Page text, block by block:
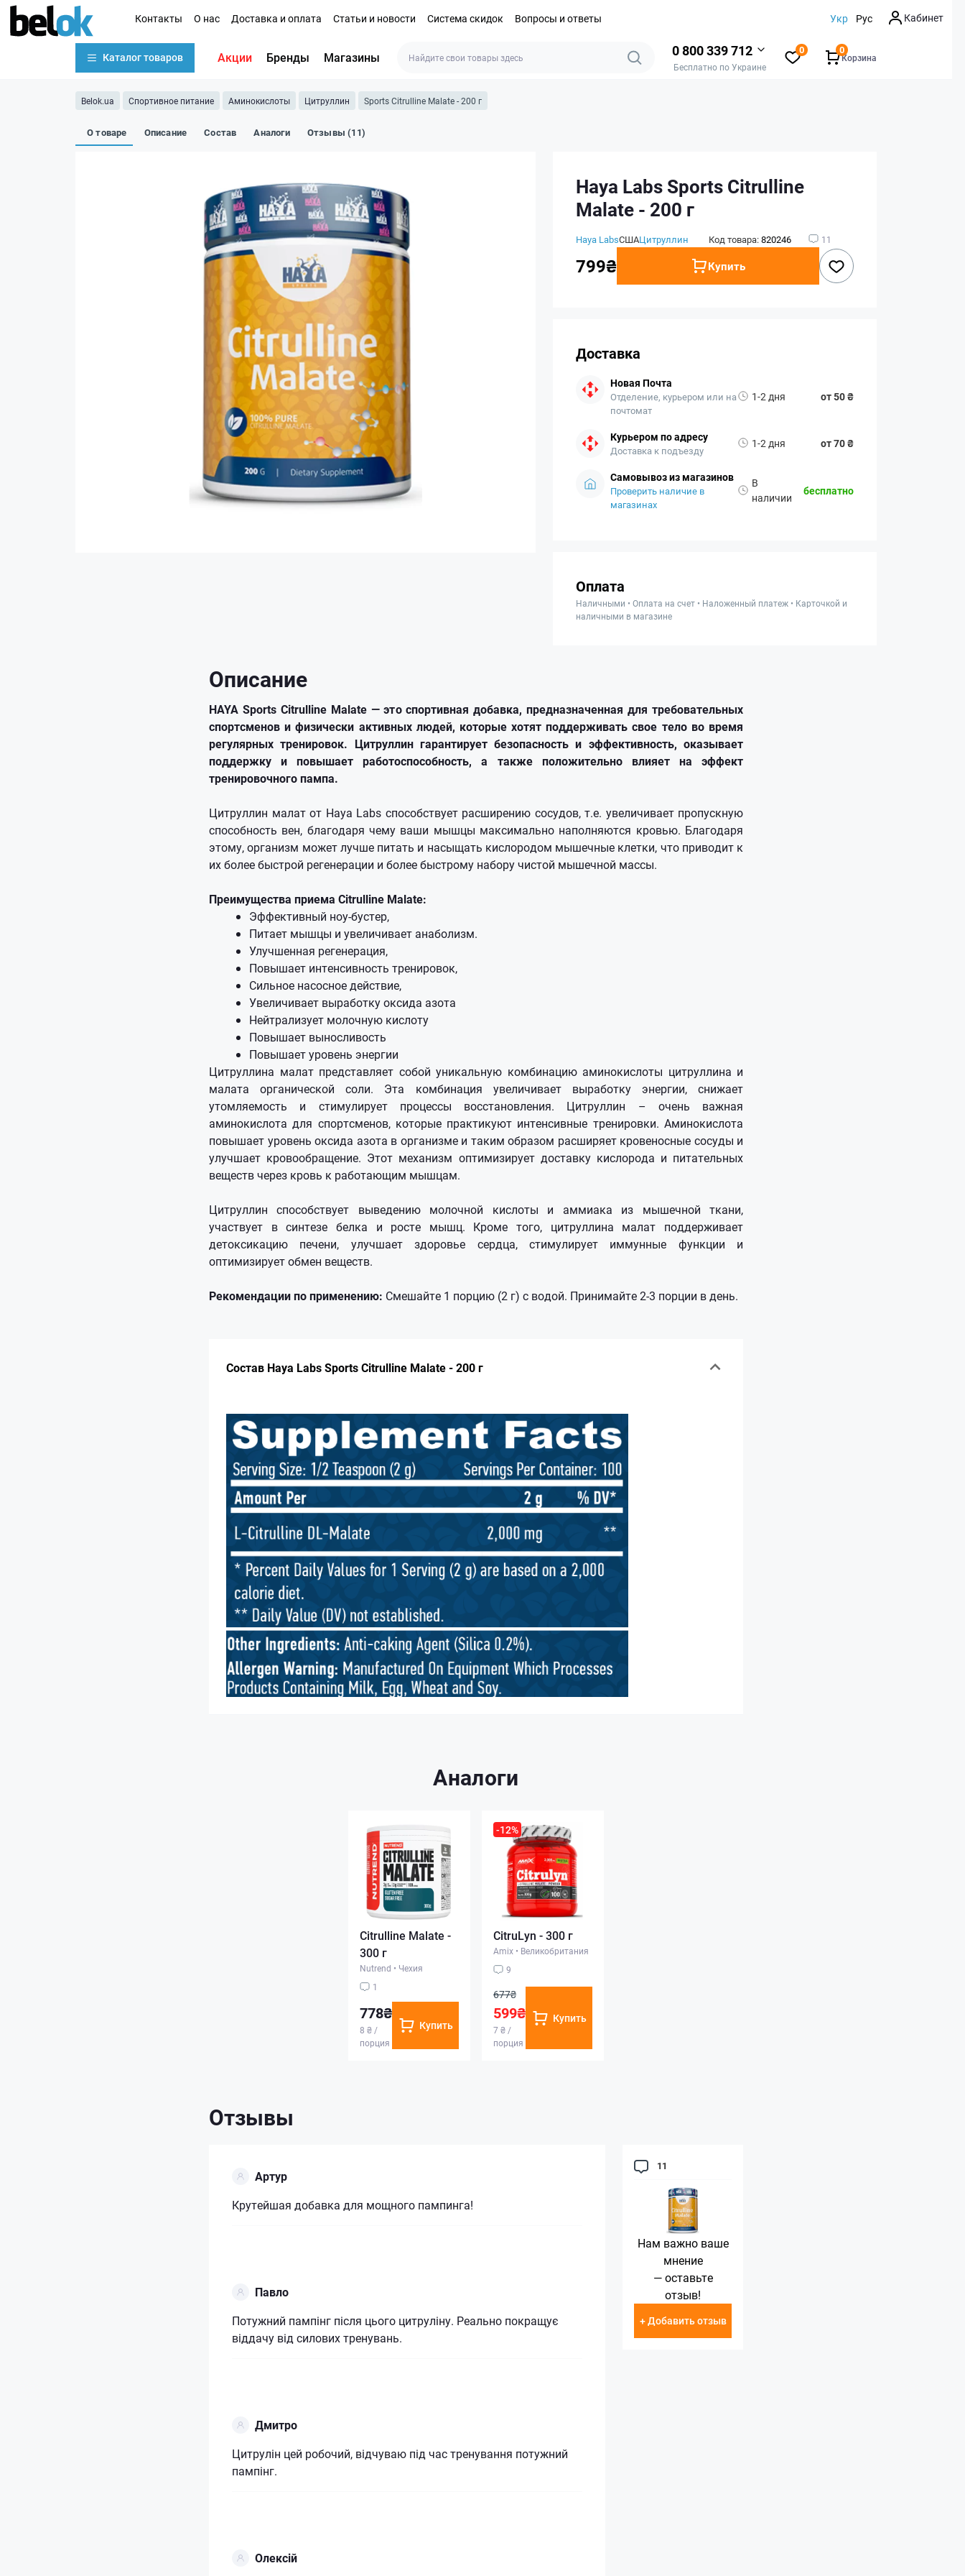
Контакты О нас Доставка и оплата Статьи и новости Система скидок Вопросы и ответы Укр Рус Кабинет
Каталог товаров Акции Бренды Магазины 0 800 339 712
Бесплатно по Украине
0
Корзина
0
Belok.ua Спортивное питание Аминокислоты Цитруллин Sports Citrulline Malate - 200 г
О товаре Описание Состав Аналоги Отзывы (11)
Haya Labs Sports Citrulline
Malate - 200 г
Haya LabsСШАЦитруллин Код товара:820246 11
799₴ Купить
Доставка
Новая Почта
Отделение, курьером или на
почтомат
1-2 дня от 50 ₴
Курьером по адресу
Доставка к подъезду
1-2 дня от 70 ₴
Самовывоз из магазинов
Проверить наличие в
магазинах
В
наличии
бесплатно
Оплата
Наличными • Оплата на счет • Наложенный платеж • Карточкой и
наличными в магазине
Описание
HAYA Sports Citrulline Malate — это спортивная добавка, предназначенная для требовательных
спортсменов и физически активных людей, которые хотят поддерживать свое тело во время
регулярных тренировок. Цитруллин гарантирует безопасность и эффективность, оказывает
поддержку и повышает работоспособность, а также положительно влияет на эффект
тренировочного пампа.
Цитруллин малат от Haya Labs способствует расширению сосудов, т.е. увеличивает пропускную
способность вен, благодаря чему ваши мышцы максимально наполняются кровью. Благодаря
этому, организм может лучше питать и насыщать кислородом мышечные клетки, что приводит к
их более быстрой регенерации и более быстрому набору чистой мышечной массы.
Преимущества приема Citrulline Malate:
Эффективный ноу-бустер,
Питает мышцы и увеличивает анаболизм.
Улучшенная регенерация,
Повышает интенсивность тренировок,
Сильное насосное действие,
Увеличивает выработку оксида азота
Нейтрализует молочную кислоту
Повышает выносливость
Повышает уровень энергии
Цитруллина малат представляет собой уникальную комбинацию аминокислоты цитруллина и
малата органической соли. Эта комбинация увеличивает выработку энергии, снижает
утомляемость и стимулирует процессы восстановления. Цитруллин – очень важная
аминокислота для спортсменов, которые практикуют интенсивные тренировки. Аминокислота
повышает уровень оксида азота в организме и таким образом расширяет кровеносные сосуды и
улучшает кровообращение. Этот механизм оптимизирует доставку кислорода и питательных
веществ через кровь к работающим мышцам.
Цитруллин способствует выведению молочной кислоты и аммиака из мышечной ткани,
участвует в синтезе белка и росте мышц. Кроме того, цитруллина малат поддерживает
детоксикацию печени, улучшает здоровье сердца, стимулирует иммунные функции и
оптимизирует обмен веществ.
Рекомендации по применению: Смешайте 1 порцию (2 г) с водой. Принимайте 2-3 порции в день.
Состав Haya Labs Sports Citrulline Malate - 200 г
Аналоги
Citrulline Malate -
300 г
Nutrend • Чехия
1
778₴
8 ₴ /
порция
Купить
-12%
CitruLyn - 300 г
Amix • Великобритания
9
677₴
599₴
7 ₴ /
порция
Купить
Отзывы
11
Нам важно ваше
мнение
— оставьте
отзыв!
+ Добавить отзыв
Артур
Крутейшая добавка для мощного пампинга!
Павло
Потужний пампінг після цього цитруліну. Реально покращує
віддачу від силових тренувань.
Дмитро
Цитрулін цей робочий, відчуваю під час тренування потужний
пампінг.
Олексій